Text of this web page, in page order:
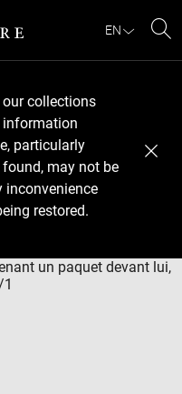
EN
collections
information
particularly
may not be
inconvenience
restored.